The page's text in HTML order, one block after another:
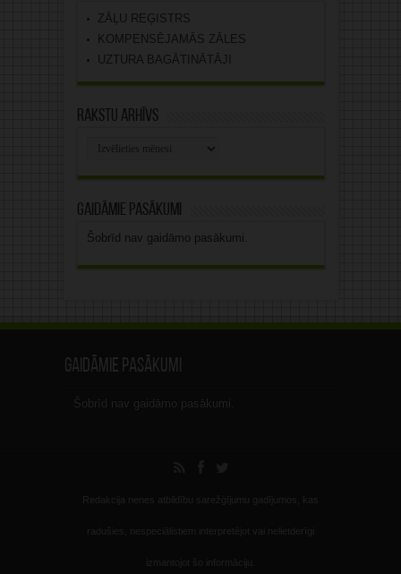
ZĀĻU REĢISTRS
KOMPENSĒJAMĀS ZĀLES
UZTURA BAGĀTINĀTĀJI
Rakstu arhīvs
Gaidāmie pasākumi
Šobrīd nav gaidāmo pasākumi.
Gaidāmie pasākumi
Šobrīd nav gaidāmo pasākumi.
Redakcija nenes atbildību sarežģījumu gadījumos, kas